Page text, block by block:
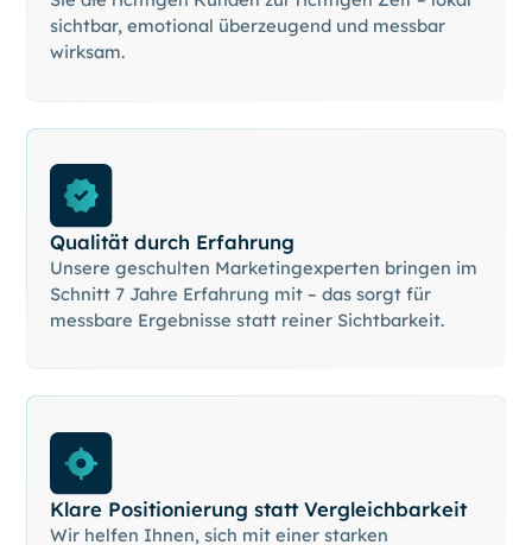
sichtbar, emotional überzeugend und messbar
wirksam.
Qualität durch Erfahrung
Unsere geschulten Marketingexperten bringen im
Schnitt 7 Jahre Erfahrung mit – das sorgt für
messbare Ergebnisse statt reiner Sichtbarkeit.
Klare Positionierung statt Vergleichbarkeit
Wir helfen Ihnen, sich mit einer starken